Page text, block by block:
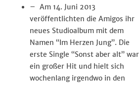
– Am 14. Juni 2013
veröffentlichten die Amigos ihr
neues Studioalbum mit dem
Namen “Im Herzen Jung”. Die
erste Single “Sonst aber alt” war
ein großer Hit und hielt sich
wochenlang irgendwo in den